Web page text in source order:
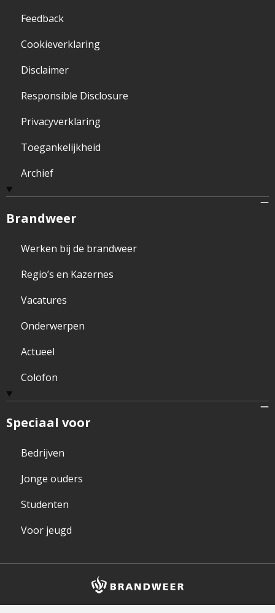
Feedback
Cookieverklaring
Disclaimer
Responsible Disclosure
Privacyverklaring
Toegankelijkheid
Archief
Brandweer
Werken bij de brandweer
Regio’s en Kazernes
Vacatures
Onderwerpen
Actueel
Colofon
Speciaal voor
Bedrijven
Jonge ouders
Studenten
Voor jeugd
Brandweer